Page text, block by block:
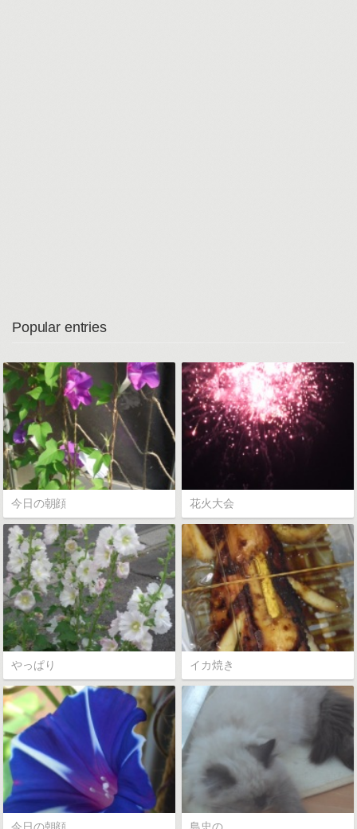
Popular entries
今日の朝顔 花火大会
やっぱり イカ焼き